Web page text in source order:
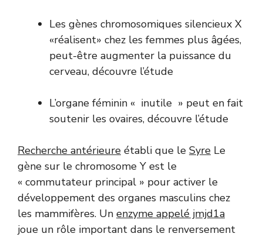
Les gènes chromosomiques silencieux X
«réalisent» chez les femmes plus âgées,
peut-être augmenter la puissance du
cerveau, découvre l’étude
L’organe féminin « inutile » peut en fait
soutenir les ovaires, découvre l’étude
Recherche antérieure établi que le Syre Le
gène sur le chromosome Y est le
« commutateur principal » pour activer le
développement des organes masculins chez
les mammifères. Un enzyme appelé jmjd1a
joue un rôle important dans le renversement